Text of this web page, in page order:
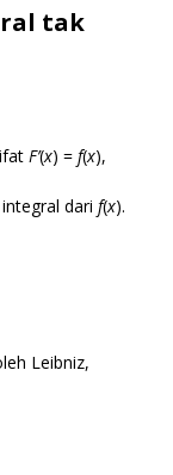
tak
F’(x) = f(x),
dari f(x).
Leibniz,